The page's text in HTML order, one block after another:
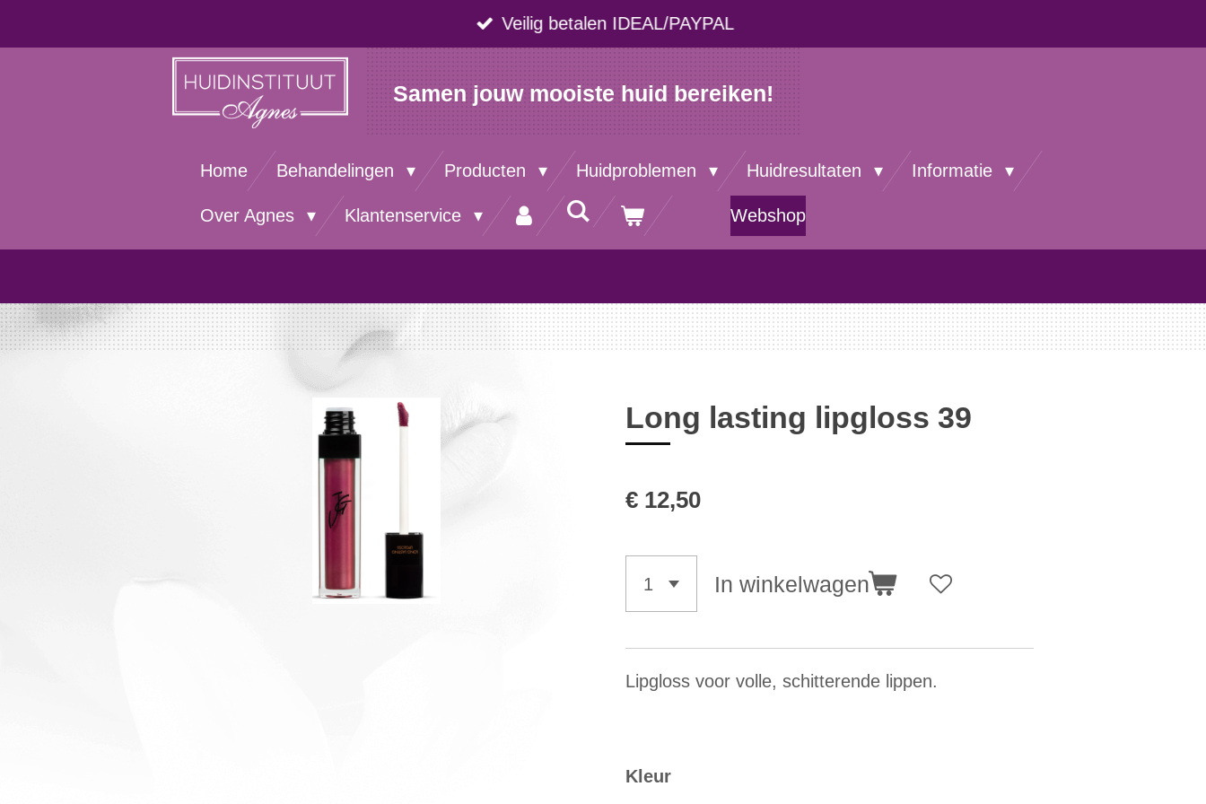
direct
Veilig betalen IDEAL/PAYPAL
Samen jouw mooiste huid bereiken!
Home Behandelingen Producten Huidproblemen Huidresultaten Informatie
Over Agnes Klantenservice Webshop
Long lasting lipgloss 39
€ 12,50
In winkelwagen
Lipgloss voor volle, schitterende lippen.
Kleur